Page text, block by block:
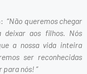
“Não queremos chegar
aos filhos. Nós
a nossa vida inteira
ser reconhecidas
nós! ”